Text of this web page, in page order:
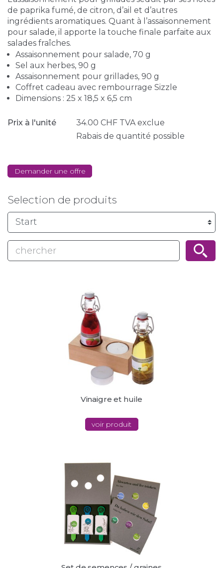
de paprika fumé, de citron, d’ail et d’autres
ingrédients aromatiques. Quant à l’assaisonnement
pour salade, il apporte la touche finale parfaite aux
salades fraîches.
Assaisonnement pour salade, 70 g
Sel aux herbes, 90 g
Assaisonnement pour grillades, 90 g
Coffret cadeau avec rembourrage Sizzle
Dimensions : 25 x 18,5 x 6,5 cm
Prix à l'unité 34.00 CHF TVA exclue
Rabais de quantité possible
Demander une offre
Selection de produits
Vinaigre et huile
voir produit